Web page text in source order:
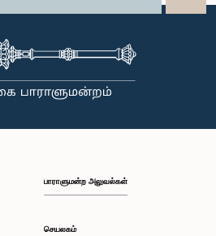
பாராளுமன்ற அலுவல்கள்
செயலகம்